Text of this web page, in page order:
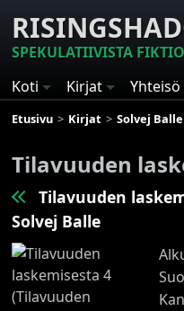
SPEKULATIIVISTA
Koti
Kirjat Yhteisö
Etusivu Kirjat Solvej Balle
Tilavuuden
Tilavuuden
Solvej Balle